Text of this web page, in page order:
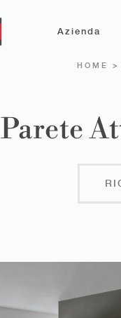
Azienda
HOME >
Parete